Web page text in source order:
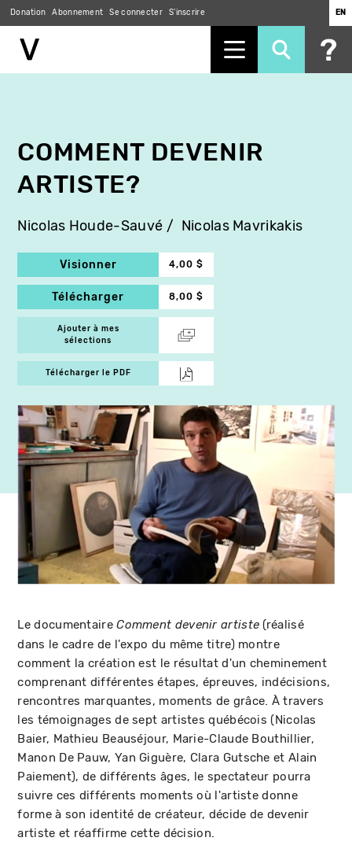
Donation Abonnement Se connecter S'inscrire EN
COMMENT DEVENIR
ARTISTE?
Nicolas Houde-Sauvé Nicolas Mavrikakis
Visionner 4,00 $
Télécharger 8,00 $
Ajouter à mes
sélections
Télécharger le PDF
Le documentaireComment devenir artiste (réalisé
dans le cadre de l'expo du même titre) montre
comment la création est le résultat d'un cheminement
comprenant différentes étapes, épreuves, indécisions,
rencontres marquantes, moments de grâce. À travers
les témoignages de sept artistes québécois (Nicolas
Baier, Mathieu Beauséjour, Marie-Claude Bouthillier,
Manon De Pauw, Yan Giguère, Clara Gutsche et Alain
Paiement), de différents âges, le spectateur pourra
suivre ces différents moments où l'artiste donne
forme à son identité de créateur, décide de devenir
artiste et réaffirme cette décision.